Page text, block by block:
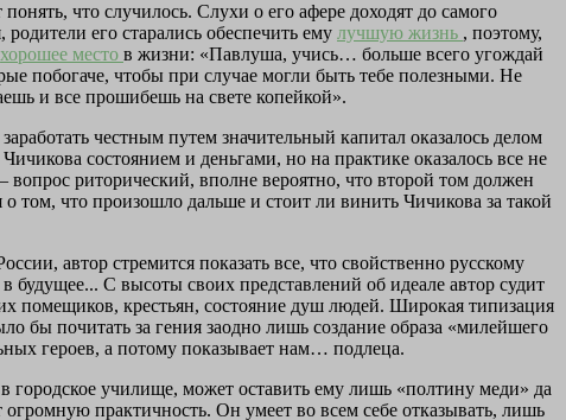
что случилось. Слухи о его афере доходят до самого
его старались обеспечить ему лучшую жизнь , поэтому,
хорошее место в жизни: «Павлуша, учись… больше всего угождай
побогаче, чтобы при случае могли быть тебе полезными. Не
и все прошибешь на свете копейкой».
честным путем значительный капитал оказалось делом
состоянием и деньгами, но на практике оказалось все не
риторический, вполне вероятно, что второй том должен
том, что произошло дальше и стоит ли винить Чичикова за такой
автор стремится показать все, что свойственно русскому
будущее... С высоты своих представлений об идеале автор судит
помещиков, крестьян, состояние душ людей. Широкая типизация
бы почитать за гения заодно лишь создание образа «милейшего
героев, а потому показывает нам… подлеца.
городское училище, может оставить ему лишь «полтину меди» да
практичность. Он умеет во всем себе отказывать, лишь